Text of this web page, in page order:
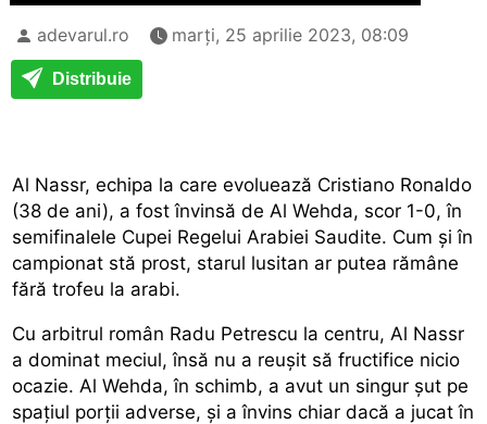
adevarul.ro marți, 25 aprilie 2023, 08:09
Distribuie
Al Nassr, echipa la care evoluează Cristiano Ronaldo
(38 de ani), a fost învinsă de Al Wehda, scor 1-0, în
semifinalele Cupei Regelui Arabiei Saudite. Cum și în
campionat stă prost, starul lusitan ar putea rămâne
fără trofeu la arabi.
Cu arbitrul român Radu Petrescu la centru, Al Nassr
a dominat meciul, însă nu a reușit să fructifice nicio
ocazie. Al Wehda, în schimb, a avut un singur șut pe
spațiul porții adverse, și a învins chiar dacă a jucat în